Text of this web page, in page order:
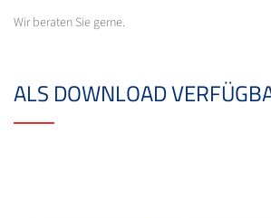
Wir beraten Sie gerne.
ALS DOWNLOAD